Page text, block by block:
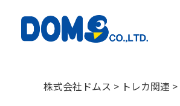
株式会社ドムス > トレカ関連 >